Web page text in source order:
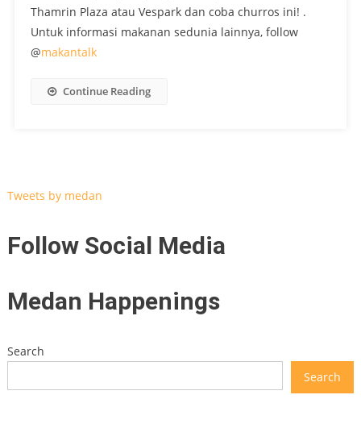
Thamrin Plaza atau Vespark dan coba churros ini! .
Untuk informasi makanan sedunia lainnya, follow
@makantalk
Continue Reading
Tweets by medan
Follow Social Media
Medan Happenings
Search
Search